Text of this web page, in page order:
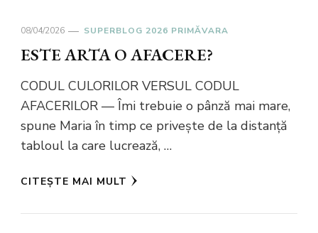
08/04/2026 SUPERBLOG 2026 PRIMĂVARA
ESTE ARTA O AFACERE?
CODUL CULORILOR VERSUL CODUL
AFACERILOR — Îmi trebuie o pânză mai mare,
spune Maria în timp ce privește de la distanță
tabloul la care lucrează, …
CITEȘTE MAI MULT